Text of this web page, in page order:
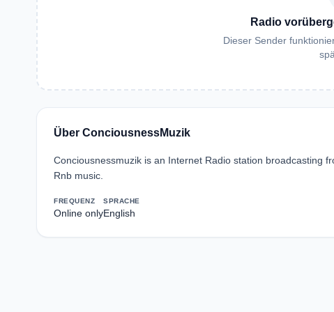
Radio
Dieser Sender
Über ConciousnessMuzik
Conciousnessmuzik is an Internet Radio station broadcasting
Rnb music.
FREQUENZ
Online only
SPRACHE
English